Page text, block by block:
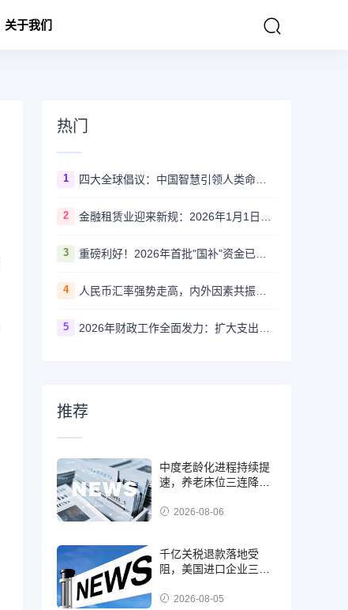
关于我们
热门
1 四大全球倡议：中国智慧引领人类命运共同体建设
2
3 重磅利好！2026年首批"国补"资金已下达，聚焦科技创新与绿色转型
4 人民币汇率强势走高，内外因素共振创逾一年新高
5
推荐
中度老龄化进程持续提
速，养老床位三连降，
期 2026-08-06
千亿关税退款落地受
阻，美国进口企业三条
2026-08-05